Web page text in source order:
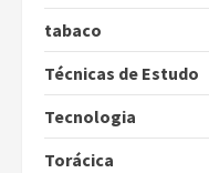
tabaco
Técnicas de Estudo
Tecnologia
Torácica